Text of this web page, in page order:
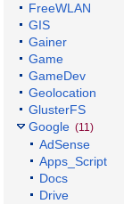
FreeWLAN
GIS
Gainer
Game
GameDev
Geolocation
GlusterFS
Google (11)
AdSense
Apps_Script
Docs
Drive